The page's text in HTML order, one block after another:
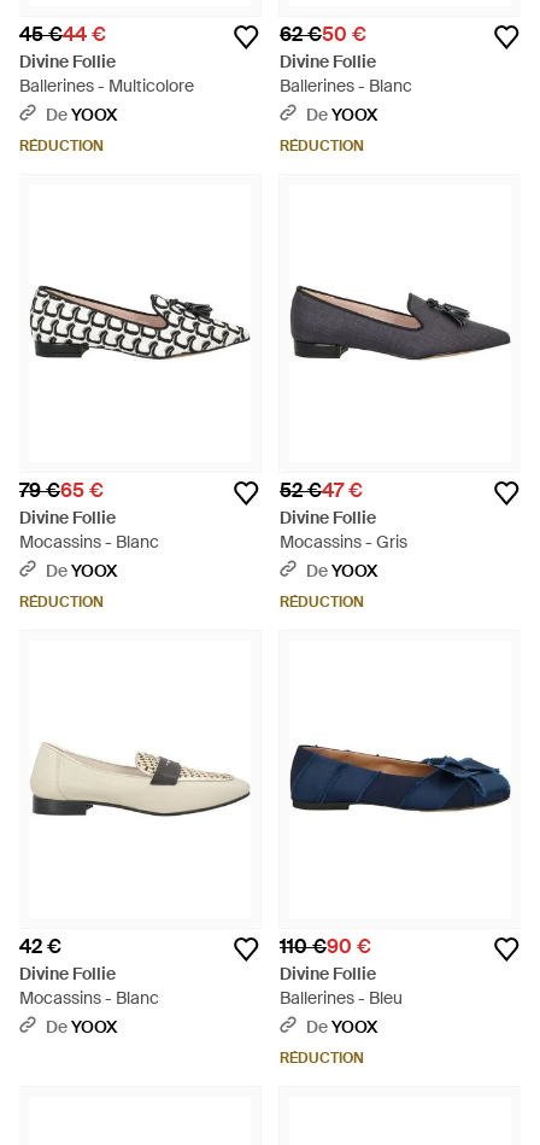
45 €44 €
Divine Follie
Ballerines - Multicolore
DeYOOX
RÉDUCTION
62 €50 €
Divine Follie
Ballerines - Blanc
DeYOOX
RÉDUCTION
79 €65 €
Divine Follie
Mocassins - Blanc
DeYOOX
RÉDUCTION
52 €47 €
Divine Follie
Mocassins - Gris
DeYOOX
RÉDUCTION
42 €
Divine Follie
Mocassins - Blanc
DeYOOX
110 €90 €
Divine Follie
Ballerines - Bleu
DeYOOX
RÉDUCTION